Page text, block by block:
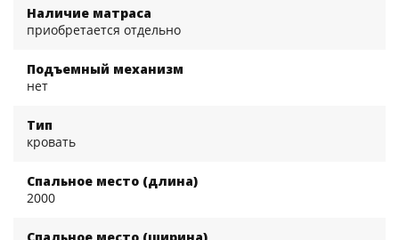
Наличие матраса
приобретается отдельно
Подъемный механизм
нет
Тип
кровать
Спальное место (длина)
2000
Спальное место (ширина)